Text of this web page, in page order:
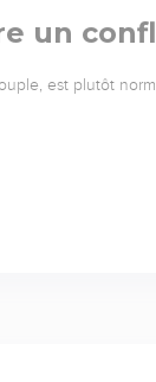
un
est plutôt